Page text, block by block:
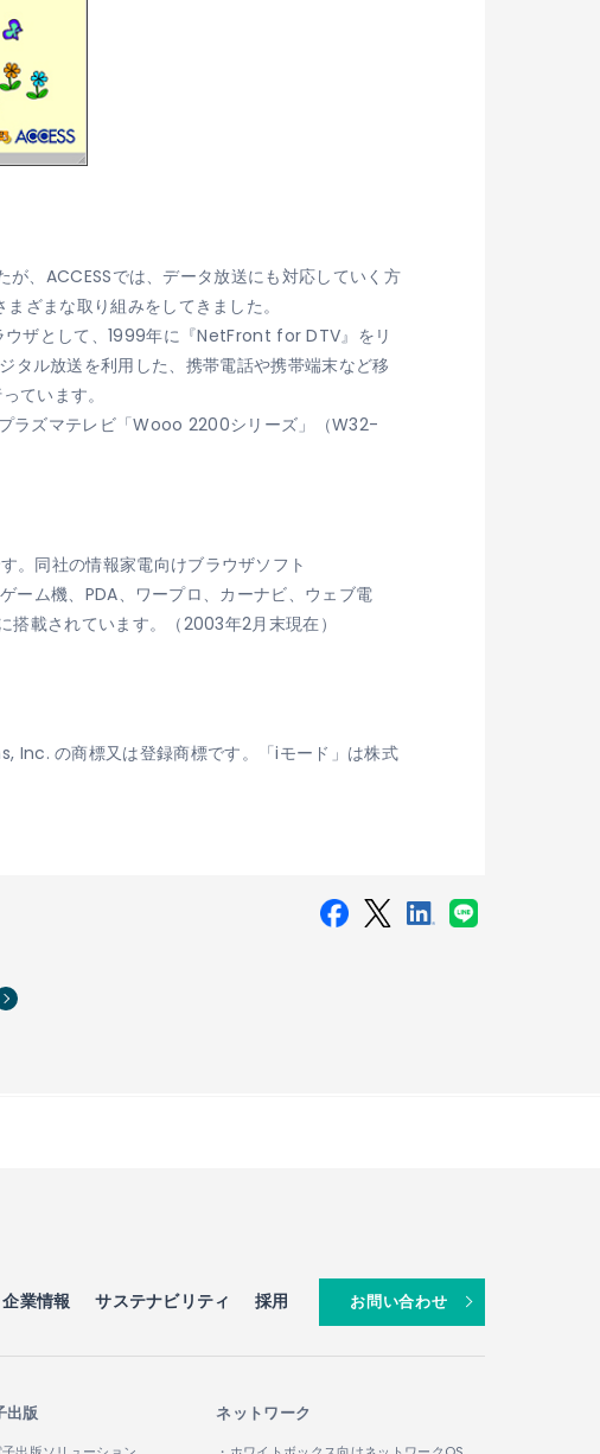
、ACCESSでは、データ放送にも対応していく方
ざまな取り組みをしてきました。
ザとして、1999年に『NetFront for DTV』をリ
ル放送を利用した、携帯電話や携帯端末など移
ています。
ラズマテレビ「Wooo 2200シリーズ」（W32-
。同社の情報家電向けブラウザソフト
ーム機、PDA、ワープロ、カーナビ、ウェブ電
載されています。（2003年2月末現在）
Inc. の商標又は登録商標です。「iモード」は株式
企業情報 サステナビリティ 採用 お問い合わせ
出版 ネットワーク